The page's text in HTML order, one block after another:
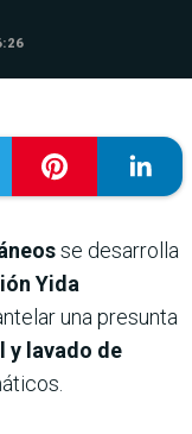
se desarrolla
Yida
una presunta
y lavado de